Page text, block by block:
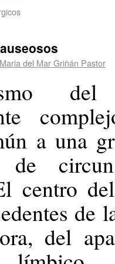
Maria del Mar Griñán Pastor
a una
centro
de
del